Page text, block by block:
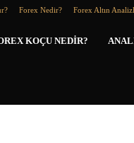
Forex Nedir? Forex Altın
KOÇU NEDIR?